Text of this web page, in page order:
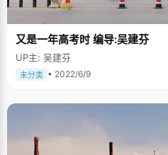
又是一年高考时 编导:吴建芬
UP主: 吴建芬
未分类 • 2022/6/9